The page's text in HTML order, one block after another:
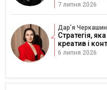
7 липня 2026
Дарʼя
Стратегія,
креатив і
6 липня 2026